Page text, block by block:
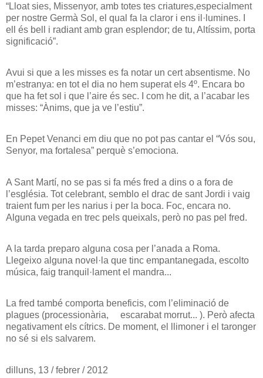
“Lloat sies, Missenyor, amb totes tes criatures,especialment
per nostre Germà Sol, el qual fa la claror i ens il·lumines. I
ell és bell i radiant amb gran esplendor; de tu, Altíssim, porta
significació”.
Avui si que a les misses es fa notar un cert absentisme. No
m’estranya: en tot el dia no hem superat els 4º. Encara bo
que ha fet sol i que l’aire és sec. I com he dit, a l’acabar les
misses: “Ànims, que ja ve l’estiu”.
En Pepet Venanci em diu que no pot pas cantar el “Vós sou,
Senyor, ma fortalesa” perquè s’emociona.
A Sant Martí, no se pas si fa més fred a dins o a fora de
l’església. Tot celebrant, semblo el drac de sant Jordi i vaig
traient fum per les narius i per la boca. Foc, encara no.
Alguna vegada en trec pels queixals, però no pas pel fred.
A la tarda preparo alguna cosa per l’anada a Roma.
Llegeixo alguna novel·la que tinc empantanegada, escolto
música, faig tranquil·lament el mandra...
La fred també comporta beneficis, com l’eliminació de
plagues (processionària,
escarabat morrut... ). Però afecta
negativament els cítrics. De moment, el llimoner i el taronger
no sé si els salvarem.
dilluns, 13 / febrer / 2012